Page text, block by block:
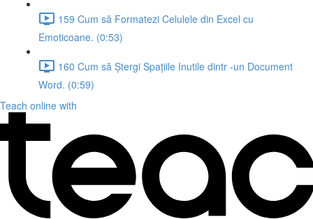
159 Cum să Formatezi Celulele din Excel cu
Emoticoane. (0:53)
160 Cum să Ștergi Spațiile Inutile dintr -un Document
Word. (0:59)
Teach online with